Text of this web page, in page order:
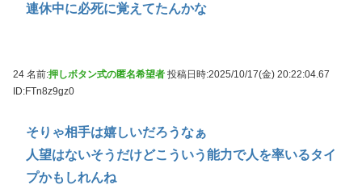
連休中に必死に覚えてたんかな
24 名前:押しボタン式の匿名希望者 投稿日時:2025/10/17(金) 20:22:04.67
ID:FTn8z9gz0
そりゃ相手は嬉しいだろうなぁ
人望はないそうだけどこういう能力で人を率いるタイ
プかもしれんね